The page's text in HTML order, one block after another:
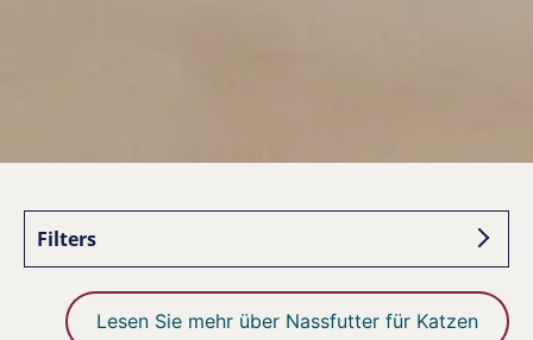
Filters
Lesen Sie mehr über Nassfutter für Katzen